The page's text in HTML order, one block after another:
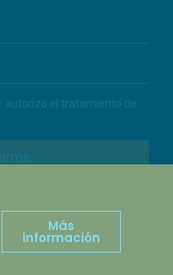
autorizo el tratamiento de
Más
información